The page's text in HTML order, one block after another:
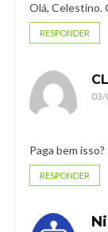
Olá, Celestino.
RESPONDER
03/
Paga bem isso?
RESPONDER